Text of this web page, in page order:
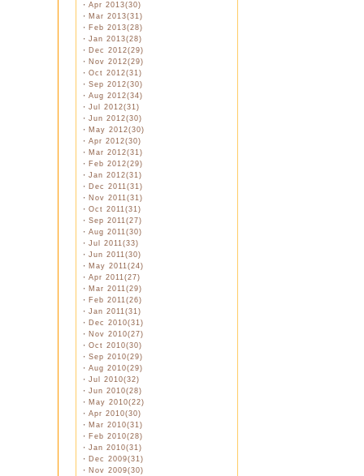
・ Apr 2013(30)
・ Mar 2013(31)
・ Feb 2013(28)
・ Jan 2013(28)
・ Dec 2012(29)
・ Nov 2012(29)
・ Oct 2012(31)
・ Sep 2012(30)
・ Aug 2012(34)
・ Jul 2012(31)
・ Jun 2012(30)
・ May 2012(30)
・ Apr 2012(30)
・ Mar 2012(31)
・ Feb 2012(29)
・ Jan 2012(31)
・ Dec 2011(31)
・ Nov 2011(31)
・ Oct 2011(31)
・ Sep 2011(27)
・ Aug 2011(30)
・ Jul 2011(33)
・ Jun 2011(30)
・ May 2011(24)
・ Apr 2011(27)
・ Mar 2011(29)
・ Feb 2011(26)
・ Jan 2011(31)
・ Dec 2010(31)
・ Nov 2010(27)
・ Oct 2010(30)
・ Sep 2010(29)
・ Aug 2010(29)
・ Jul 2010(32)
・ Jun 2010(28)
・ May 2010(22)
・ Apr 2010(30)
・ Mar 2010(31)
・ Feb 2010(28)
・ Jan 2010(31)
・ Dec 2009(31)
・ Nov 2009(30)